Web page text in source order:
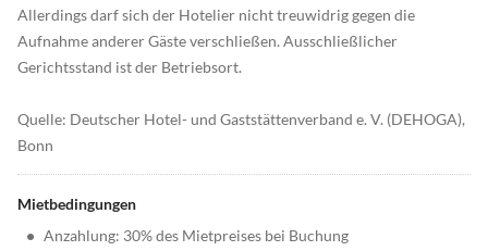
Allerdings darf sich der Hotelier nicht treuwidrig gegen die
Aufnahme anderer Gäste verschließen. Ausschließlicher
Gerichtsstand ist der Betriebsort.
Quelle: Deutscher Hotel- und Gaststättenverband e. V. (DEHOGA),
Bonn
Mietbedingungen
• Anzahlung: 30% des Mietpreises bei Buchung